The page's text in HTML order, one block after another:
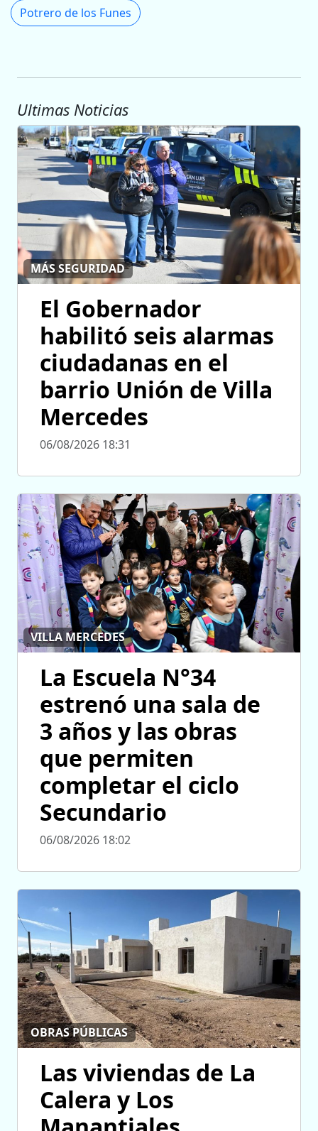
Potrero de los Funes
Ultimas Noticias
MÁS SEGURIDAD
El Gobernador
habilitó seis alarmas
ciudadanas en el
barrio Unión de Villa
Mercedes
06/08/2026 18:31
VILLA MERCEDES
La Escuela N°34
estrenó una sala de
3 años y las obras
que permiten
completar el ciclo
Secundario
06/08/2026 18:02
OBRAS PÚBLICAS
Las viviendas de La
Calera y Los